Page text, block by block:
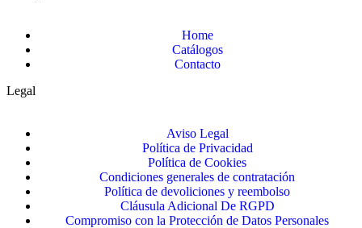
Home
Catálogos
Contacto
Legal
Aviso Legal
Política de Privacidad
Política de Cookies
Condiciones generales de contratación
Política de devoliciones y reembolso
Cláusula Adicional De RGPD
Compromiso con la Protección de Datos Personales